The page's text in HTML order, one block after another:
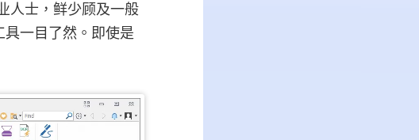
人士，鲜少顾及一般
一目了然。即使是